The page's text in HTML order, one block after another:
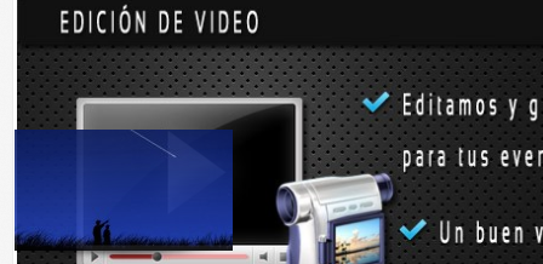
Talvez le interese...
¿Por qué se piden deseos al ver caer estrellas fugaces?